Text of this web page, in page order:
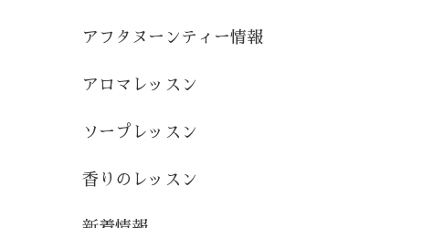
アフタヌーンティー情報
アロマレッスン
ソープレッスン
香りのレッスン